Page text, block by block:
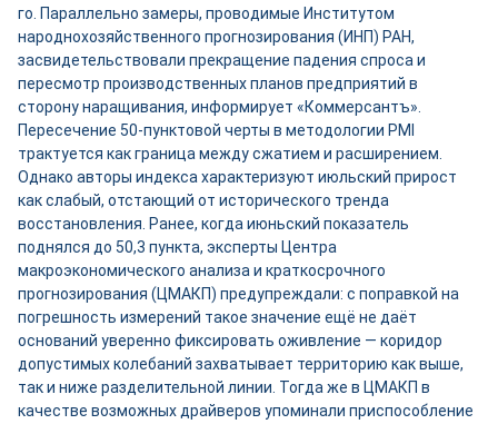
го. Параллельно замеры, проводимые Институтом
народнохозяйственного прогнозирования (ИНП) РАН,
засвидетельствовали прекращение падения спроса и
пересмотр производственных планов предприятий в
сторону наращивания, информирует «Коммерсантъ».
Пересечение 50-пунктовой черты в методологии PMI
трактуется как граница между сжатием и расширением.
Однако авторы индекса характеризуют июльский прирост
как слабый, отстающий от исторического тренда
восстановления. Ранее, когда июньский показатель
поднялся до 50,3 пункта, эксперты Центра
макроэкономического анализа и краткосрочного
прогнозирования (ЦМАКП) предупреждали: с поправкой на
погрешность измерений такое значение ещё не даёт
оснований уверенно фиксировать оживление — коридор
допустимых колебаний захватывает территорию как выше,
так и ниже разделительной линии. Тогда же в ЦМАКП в
качестве возможных драйверов упоминали приспособление